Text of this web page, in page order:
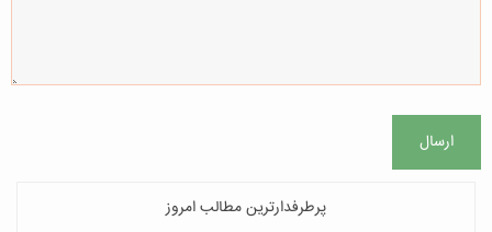
ارسال
پرطرفدارترین مطالب امروز